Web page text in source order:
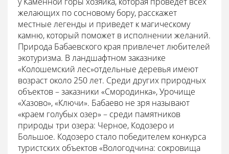
желающих по сосновому бору, расскажет
местные легенды и приведет к магическому
камню, который поможет в исполнении желаний.
Природа Бабаевского края привлечет любителей
экотуризма. В ландшафтном заказнике
«Колошемский лес»отдельные деревья имеют
возраст около 250 лет. Среди других природных
объектов – заказники «Смородинка», Урочище
«Хазово», «Ключи». Бабаево не зря называют
«краем голубых озер» – среди памятников
природы три озера: Черное, Кодозеро и
Большое. Кодозеро стало победителем конкурса
туристских объектов «Вологодчина: сокровища